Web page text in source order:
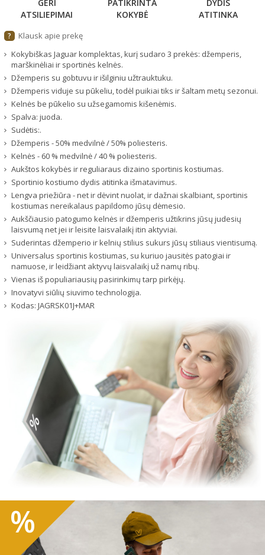
GERI
ATSILIEPIMAI
PATIKRINTA
KOKYBĖ
DYDIS
ATITINKA
?
Klausk apie prekę
Kokybiškas Jaguar komplektas, kurį sudaro 3 prekės: džemperis,
marškinėliai ir sportinės kelnės.
Džemperis su gobtuvu ir išilginiu užtrauktuku.
Džemperis viduje su pūkeliu, todėl puikiai tiks ir šaltam metų sezonui.
Kelnės be pūkelio su užsegamomis kišenėmis.
Spalva: juoda.
Sudėtis:.
Džemperis - 50% medvilnė / 50% poliesteris.
Kelnės - 60 % medvilnė / 40 % poliesteris.
Aukštos kokybės ir reguliaraus dizaino sportinis kostiumas.
Sportinio kostiumo dydis atitinka išmatavimus.
Lengva priežiūra - net ir dėvint nuolat, ir dažnai skalbiant, sportinis
kostiumas nereikalaus papildomo jūsų dėmesio.
Aukščiausio patogumo kelnės ir džemperis užtikrins jūsų judesių
laisvumą net jei ir leisite laisvalaikį itin aktyviai.
Suderintas džemperio ir kelnių stilius sukurs jūsų stiliaus vientisumą.
Universalus sportinis kostiumas, su kuriuo jausitės patogiai ir
namuose, ir leidžiant aktyvų laisvalaikį už namų ribų.
Vienas iš populiariausių pasirinkimų tarp pirkėjų.
Inovatyvi siūlių siuvimo technologija.
Kodas: JAGRSK01J+MAR
%